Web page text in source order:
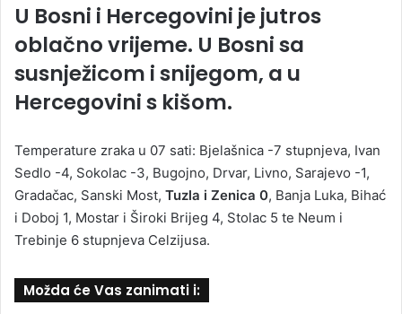
U Bosni i Hercegovini je jutros
oblačno vrijeme. U Bosni sa
susnježicom i snijegom, a u
Hercegovini s kišom.
Temperature zraka u 07 sati: Bjelašnica -7 stupnjeva, Ivan
Sedlo -4, Sokolac -3, Bugojno, Drvar, Livno, Sarajevo -1,
Gradačac, Sanski Most, Tuzla i Zenica 0, Banja Luka, Bihać
i Doboj 1, Mostar i Široki Brijeg 4, Stolac 5 te Neum i
Trebinje 6 stupnjeva Celzijusa.
Možda će Vas zanimati i: